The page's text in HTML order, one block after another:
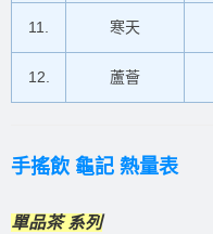
11. 寒天
12. 蘆薈
手搖飲 龜記 熱量表
單品茶 系列